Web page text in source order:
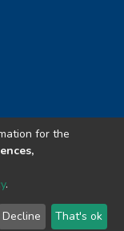
for the
.
Decline That's ok